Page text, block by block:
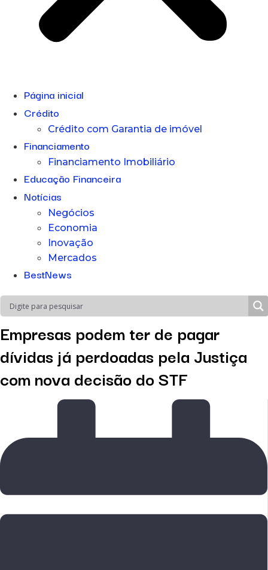
Página inicial
Crédito
Crédito com Garantia de imóvel
Financiamento
Financiamento Imobiliário
Educação Financeira
Notícias
Negócios
Economia
Inovação
Mercados
BestNews
Empresas podem ter de pagar
dívidas já perdoadas pela Justiça
com nova decisão do STF